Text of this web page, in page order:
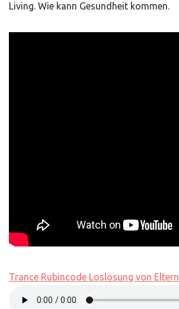
Living. Wie kann Gesundheit kommen.
Trance Rubincode Loslösung von Eltern